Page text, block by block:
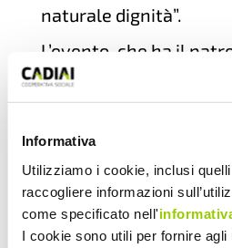
Informativa
Utilizziamo i cookie, inclusi
raccogliere informazioni
come specificato nell'
I cookie sono utili per fornire agli
naturale dignità”.
L’evento, che ha il
Comune di Bologna,
Psicologia – Università
di Francesco Ripa di
Generale AUSL di
Frascaroli Assessore ai